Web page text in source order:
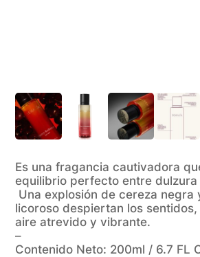
Es una fragancia cautivadora
equilibrio perfecto entre
Una explosión de cereza negra
licoroso despiertan los
aire atrevido y vibrante.
–
Contenido Neto: 200ml / 6.7 FL